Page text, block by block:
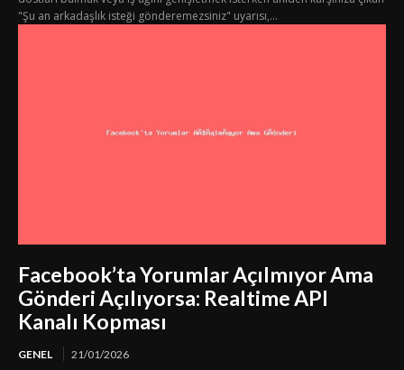
"Şu an arkadaşlık isteği gönderemezsiniz" uyarısı,...
Facebook’ta Yorumlar Açılmıyor Ama
Gönderi Açılıyorsa: Realtime API
Kanalı Kopması
GENEL 21/01/2026